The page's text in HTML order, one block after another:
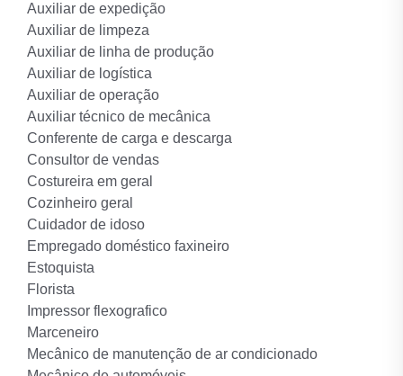
Auxiliar de expedição
Auxiliar de limpeza
Auxiliar de linha de produção
Auxiliar de logística
Auxiliar de operação
Auxiliar técnico de mecânica
Conferente de carga e descarga
Consultor de vendas
Costureira em geral
Cozinheiro geral
Cuidador de idoso
Empregado doméstico faxineiro
Estoquista
Florista
Impressor flexografico
Marceneiro
Mecânico de manutenção de ar condicionado